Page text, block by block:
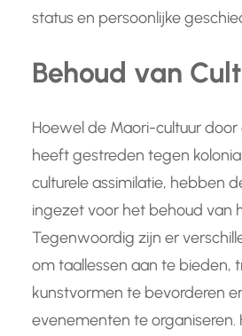
status en persoonlijke
Behoud van
Hoewel de Maori-cultuur
heeft gestreden tegen
culturele assimilatie, hebben
ingezet voor het behoud van
Tegenwoordig zijn er
om taallessen aan te bieden,
kunstvormen te bevorderen
evenementen te organiseren.